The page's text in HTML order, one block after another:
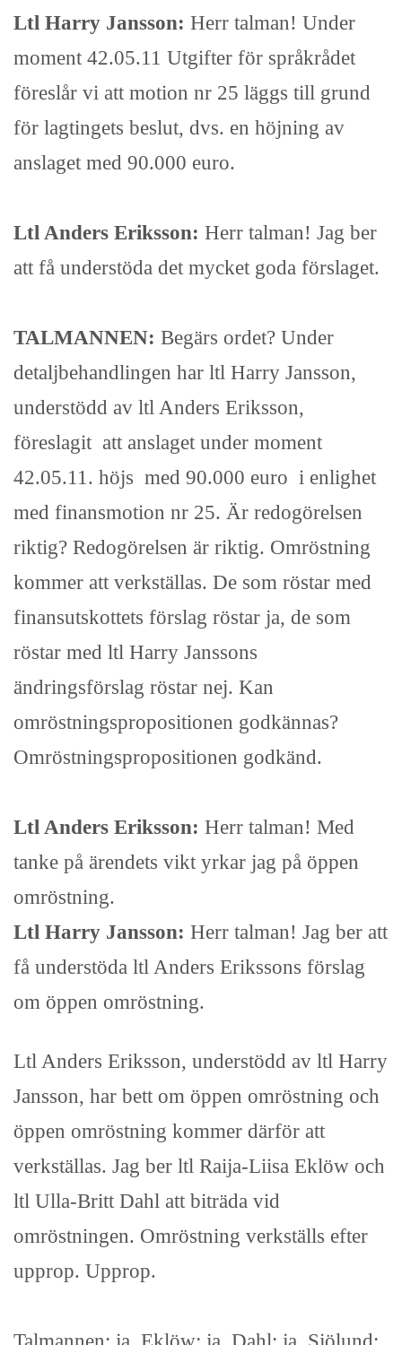
Ltl Harry Jansson: Herr talman! Under
moment 42.05.11 Utgifter för språkrådet
föreslår vi att motion nr 25 läggs till grund
för lagtingets beslut, dvs. en höjning av
anslaget med 90.000 euro.
Ltl Anders Eriksson: Herr talman! Jag ber
att få understöda det mycket goda förslaget.
TALMANNEN: Begärs ordet? Under
detaljbehandlingen har ltl Harry Jansson,
understödd av ltl Anders Eriksson,
föreslagit att anslaget under moment
42.05.11. höjs med 90.000 euro i enlighet
med finansmotion nr 25. Är redogörelsen
riktig? Redogörelsen är riktig. Omröstning
kommer att verkställas. De som röstar med
finansutskottets förslag röstar ja, de som
röstar med ltl Harry Janssons
ändringsförslag röstar nej. Kan
omröstningspropositionen godkännas?
Omröstningspropositionen godkänd.
Ltl Anders Eriksson: Herr talman! Med
tanke på ärendets vikt yrkar jag på öppen
omröstning.
Ltl Harry Jansson: Herr talman! Jag ber att
få understöda ltl Anders Erikssons förslag
om öppen omröstning.
Ltl Anders Eriksson, understödd av ltl Harry
Jansson, har bett om öppen omröstning och
öppen omröstning kommer därför att
verkställas. Jag ber ltl Raija-Liisa Eklöw och
ltl Ulla-Britt Dahl att biträda vid
omröstningen. Omröstning verkställs efter
upprop. Upprop.